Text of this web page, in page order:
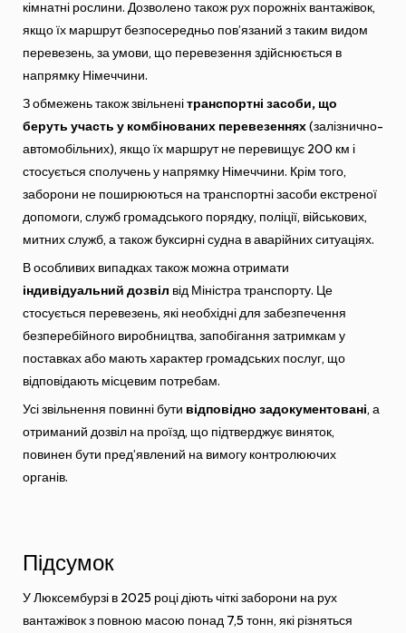
кімнатні рослини. Дозволено також рух порожніх вантажівок,
якщо їх маршрут безпосередньо пов’язаний з таким видом
перевезень, за умови, що перевезення здійснюється в
напрямку Німеччини.
З обмежень також звільненітранспортні засоби, що
беруть участь у комбінованих перевезеннях(залізнично-
автомобільних), якщо їх маршрут не перевищує 200 км і
стосується сполучень у напрямку Німеччини. Крім того,
заборони не поширюються на транспортні засоби екстреної
допомоги, служб громадського порядку, поліції, військових,
митних служб, а також буксирні судна в аварійних ситуаціях.
В особливих випадках також можна отримати
індивідуальний дозвіл від Міністра транспорту. Це
стосується перевезень, які необхідні для забезпечення
безперебійного виробництва, запобігання затримкам у
поставках або мають характер громадських послуг, що
відповідають місцевим потребам.
Усі звільнення повинні бути відповідно задокументовані, а
отриманий дозвіл на проїзд, що підтверджує виняток,
повинен бути пред’явлений на вимогу контролюючих
органів.
Підсумок
У Люксембурзі в 2025 році діють чіткі заборони на рух
вантажівок з повною масою понад 7,5 тонн, які різняться